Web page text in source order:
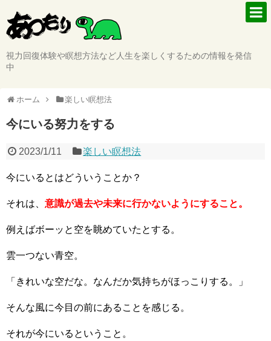
視力回復体験や瞑想方法など人生を楽しくするための情報を発信
中
ホーム 楽しい瞑想法
今にいる努力をする
2023/1/11 楽しい瞑想法
今にいるとはどういうことか？
それは、 意識が過去や未来に行かないようにすること。
例えばボーッと空を眺めていたとする。
雲一つない青空。
「きれいな空だな。なんだか気持ちがほっこりする。」
そんな風に今目の前にあることを感じる。
それが今にいるということ。